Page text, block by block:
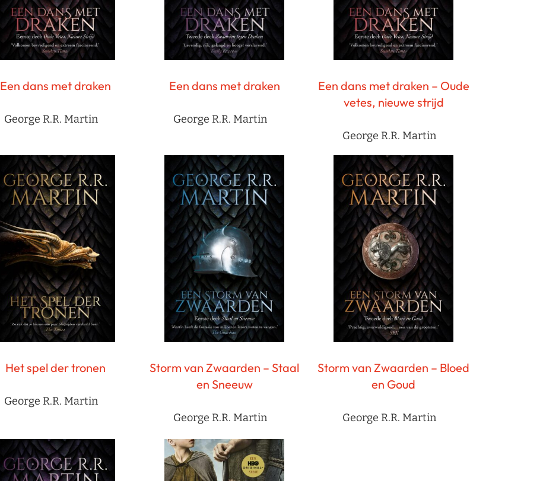
Een dans met draken
George R.R. Martin
Een dans met draken
George R.R. Martin
Een dans met draken – Oude
vetes, nieuwe strijd
George R.R. Martin
Het spel der tronen
George R.R. Martin
Storm van Zwaarden – Staal
en Sneeuw
George R.R. Martin
Storm van Zwaarden – Bloed
en Goud
George R.R. Martin